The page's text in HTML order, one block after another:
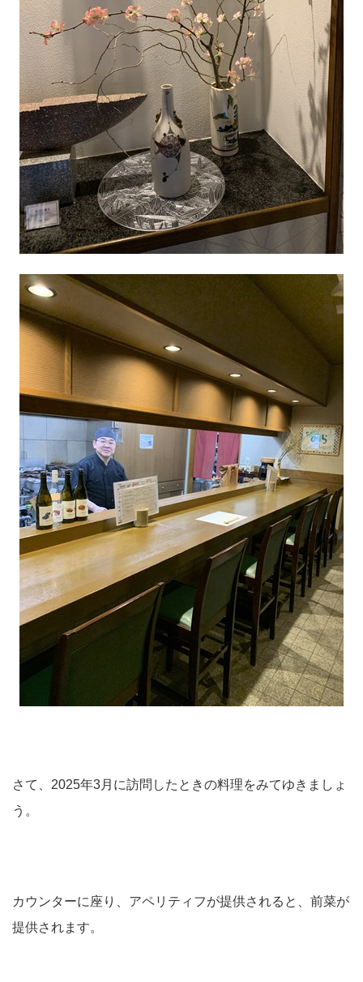
さて、2025年3月に訪問したときの料理をみてゆきましょ
う。
カウンターに座り、アペリティフが提供されると、前菜が
提供されます。